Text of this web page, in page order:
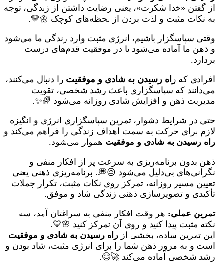
از گفتن «خدا شکرت»، یعنی رضایت داشتن از زندگی، توجه
به نکات مثبت و لذت بردن از لحظه‌های کوچک 🌼💛.
وقتی سپاسگزار باشیم، انرژی مثبت وارد زندگی ما می‌شود
و ذهن ما آماده می‌شود تا در موفقیت قدم‌های درست
بردارد.
افرادی که راه رسیدن به شادی و موفقیت را دنبال می‌کنند،
می‌دانند که سپاسگزاری باعث رشد شخصی، تقویت
مدیریت ذهن و افزایش شادی روزانه می‌شود 🌈✨.
حتی در شرایط دشوار، تمرین سپاسگزاری انرژی و انگیزه
لازم برای حرکت به سمت اهداف زندگی را فراهم می‌کند و
راه رسیدن به شادی و موفقیت هموار می‌شود.
ذهن بدون برنامه‌ریزی به سرعت پر از افکار منفی و
نگرانی‌های بی‌دلیل می‌شود 😔💭. برنامه‌ریزی ذهنی یعنی
تعیین مسیر روزانه، تمرکز روی نکات مثبت، تکرار جملات
تأکیدی و تصویرسازی ذهنی زندگی شاد و موفق.
تمرین عملی: هر وقت افکار منفی به سراغتان آمد، سه
نکته مثبت پیدا کنید و روی آن تمرکز کنید 🌸💛.
این تمرین ساده، بخشی از راه رسیدن به شادی و موفقیت
است و به مرور ذهن شما را برای انرژی مثبت، شاد بودن و
رشد شخصی آماده می‌کند 🚀😊.